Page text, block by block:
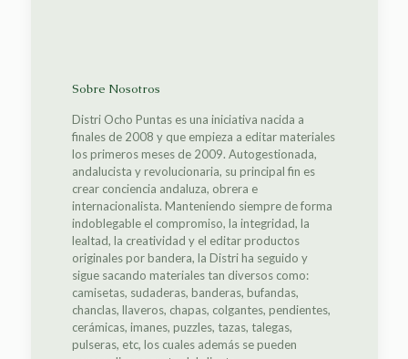
Sobre Nosotros
Distri Ocho Puntas es una iniciativa nacida a
finales de 2008 y que empieza a editar materiales
los primeros meses de 2009. Autogestionada,
andalucista y revolucionaria, su principal fin es
crear conciencia andaluza, obrera e
internacionalista. Manteniendo siempre de forma
indoblegable el compromiso, la integridad, la
lealtad, la creatividad y el editar productos
originales por bandera, la Distri ha seguido y
sigue sacando materiales tan diversos como:
camisetas, sudaderas, banderas, bufandas,
chanclas, llaveros, chapas, colgantes, pendientes,
cerámicas, imanes, puzzles, tazas, talegas,
pulseras, etc, los cuales además se pueden